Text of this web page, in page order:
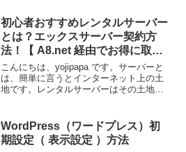
初心者おすすめレンタルサーバー
とは？エックスサーバー契約方
法！【 A8.net 経由でお得に取
得！】
こんにちは、yojipapa です。サーバーと
は、簡単に言うとインターネット上の土
地です。レンタルサーバーはその土地を
ンが住所、レンタルサーバーが土地、ホ
ームページがお...
WordPress（ワードプレス）初
期設定（ 表示設定 ）方法